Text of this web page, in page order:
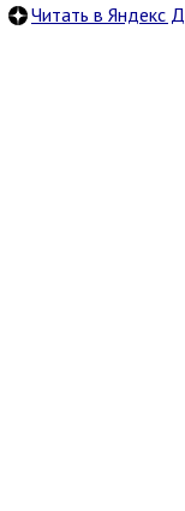
Читать в Яндекс